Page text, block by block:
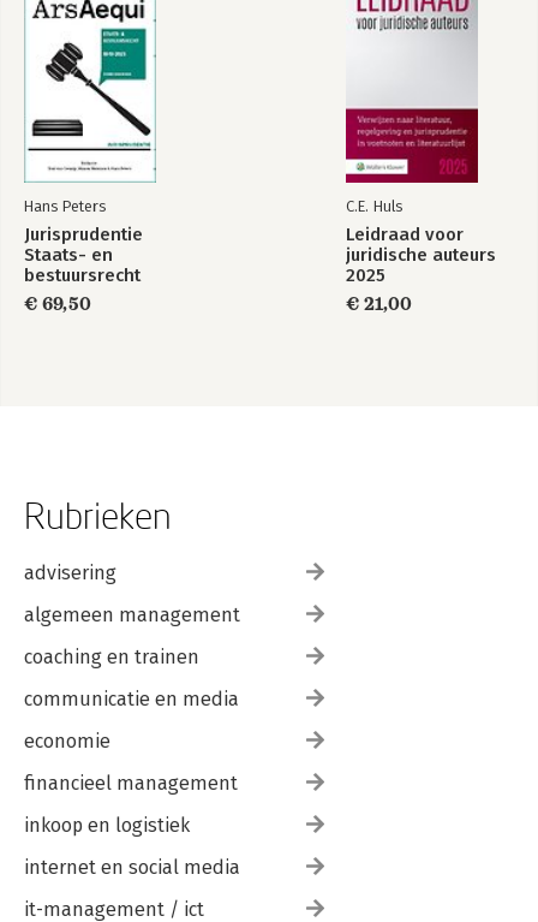
Hans Peters
Jurisprudentie
Staats- en
bestuursrecht
1849-2025
€ 69,50
C.E. Huls
Leidraad voor
juridische auteurs
2025
€ 21,00
Rubrieken
advisering
algemeen management
coaching en trainen
communicatie en media
economie
financieel management
inkoop en logistiek
internet en social media
it-management / ict